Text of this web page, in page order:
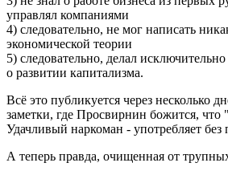
управлял компаниями
4) следовательно, не мог написать
экономической теории
5) следовательно, делал
о развитии капитализма.
Всё это публикуется через несколько
заметки, где Просвирнин божится, что
Удачливый наркоман - употребляет
А теперь правда, очищенная от